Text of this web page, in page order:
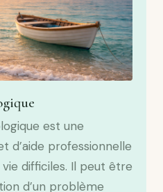
est une
d’aide professionnelle
difficiles. Il peut être
d’un problème